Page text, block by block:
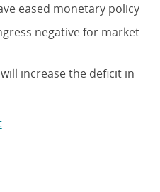
eased monetary policy
negative for market
increase the deficit in